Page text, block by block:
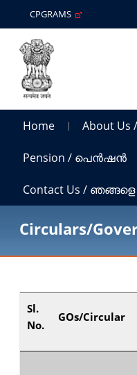
CPGRAMS
Home About
Pension / പെൻഷൻ
Contact Us /
Circulars/
Sl.
No.
GOs/Circular